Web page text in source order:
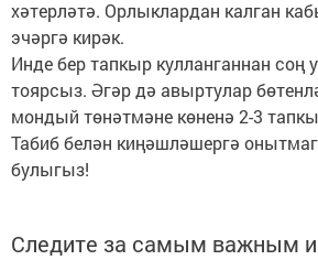
хәтерләтә. Орлык­лардан калган
эчәргә кирәк.
Инде бер тапкыр кулланганнан соң
тоярсыз. Әгәр дә авыртулар
мондый төнәтмәне көненә 2-3
Табиб белән киңәшләшергә
булыгыз!
Следите за самым важным